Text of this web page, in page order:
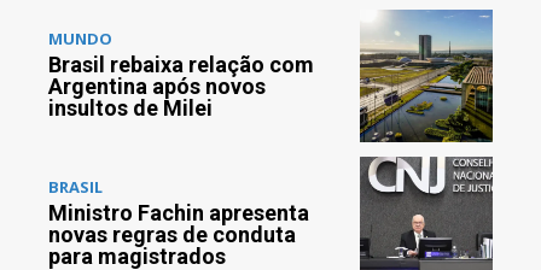
MUNDO
Brasil rebaixa relação com
Argentina após novos
insultos de Milei
BRASIL
Ministro Fachin apresenta
novas regras de conduta
para magistrados